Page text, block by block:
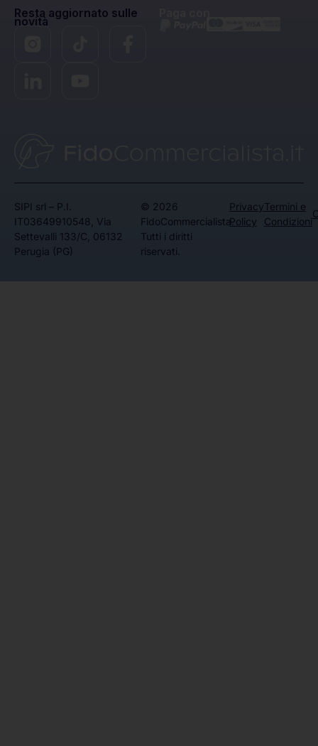
Resta aggiornato sulle
novità
SIPI srl – P.I.
IT03649910548, Via
Settevalli 133/C, 06132
Perugia (PG)
© 2026
FidoCommercialista.
Tutti i diritti
riservati.
Privacy
Policy
Termini e
Condizioni